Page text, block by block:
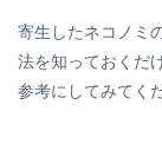
寄生したネコノミ
法を知っておくだ
参考にしてみてく